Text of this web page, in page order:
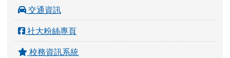
交通資訊
社大粉絲專頁
校務資訊系統